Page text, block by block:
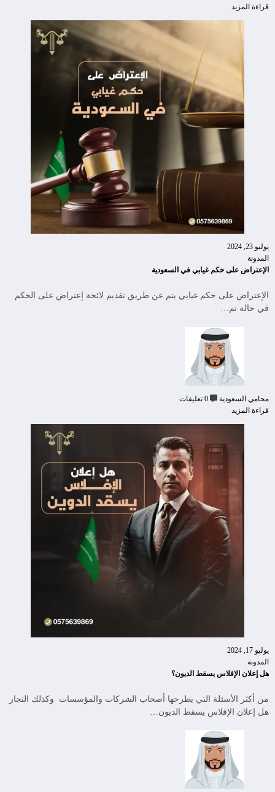
قراءة المزيد
يوليو 23, 2024
المدونة
الإعتراض على حكم غيابي في السعودية
الإعتراض على حكم غيابي يتم عن طريق تقديم لائحة إعتراض على الحكم
في حالة تم…
محامي السعودية
0 تعليقات
قراءة المزيد
يوليو 17, 2024
المدونة
هل إعلان الإفلاس يسقط الديون؟
من أكثر الأسئلة التي يطرحها أصحاب الشركات والمؤسسات وكذلك التجار
هل إعلان الإفلاس يسقط الديون…